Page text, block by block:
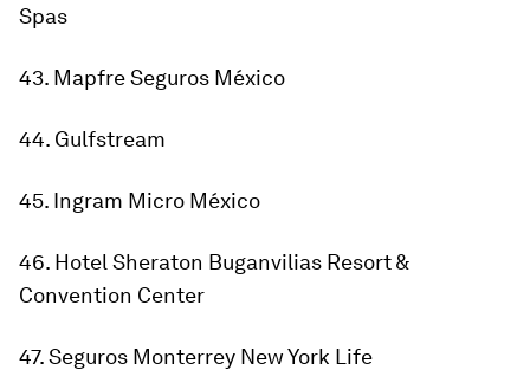
Spas
43. Mapfre Seguros México
44. Gulfstream
45. Ingram Micro México
46. Hotel Sheraton Buganvilias Resort &
Convention Center
47. Seguros Monterrey New York Life